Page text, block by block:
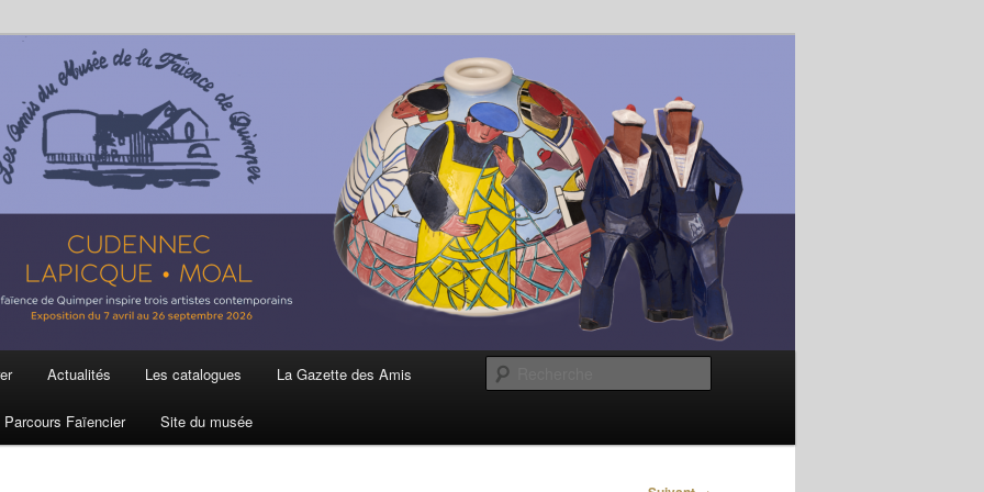
et de la Faïence de Quimper
Actualités Les catalogues La Gazette des Amis
Parcours Faïencier Site du musée